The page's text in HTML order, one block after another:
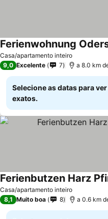
Casa/apartamento inteiro
Ferienwohnung
9,0 Excelente 7 a 8.0 km
Selecione as datas para
exatos.
Casa/apartamento inteiro
Ferienbutzen Harz
8,1 Muito boa 8 a 0.6 km